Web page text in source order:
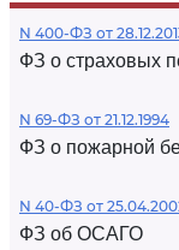
N 400-ФЗ от
ФЗ о страховых
N 69-ФЗ от 21.12.1994
ФЗ о пожарной
N 40-ФЗ от
ФЗ об ОСАГО